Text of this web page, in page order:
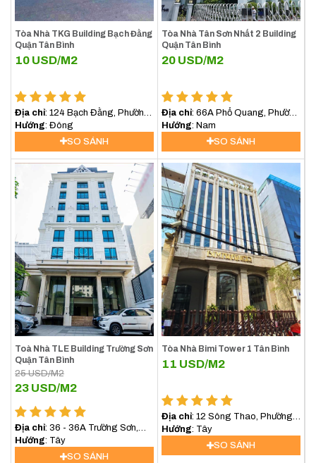
Tòa Nhà TKG Building Bạch Đằng
Quận Tân Bình
10 USD/M2
Địa chỉ: 124 Bạch Đằng, Phường
2, Quận Tân Bình
Hướng : Đông
SO SÁNH
Tòa Nhà Tân Sơn Nhất 2 Building
Quận Tân Bình
20 USD/M2
Địa chỉ: 66A Phổ Quang, Phường
2, Quận Tân Bình
Hướng
: Nam
SO SÁNH
Toà Nhà TLE Building Trường Sơn
Quận Tân Bình
25USD/M2
23 USD/M2
Địa chỉ: 36 - 36A Trường Sơn,
Phường 2, Quận Tân Bình
Hướng : Tây
SO SÁNH
Tòa Nhà Bimi Tower 1 Tân Bình
11 USD/M2
Địa chỉ: 12 Sông Thao, Phường
2, Tân Bình
Hướng : Tây
SO SÁNH